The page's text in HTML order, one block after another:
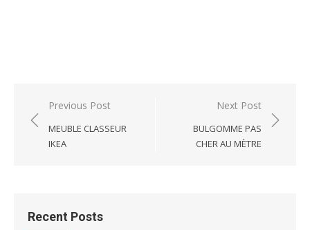
Post
navigation
Previous Post
MEUBLE CLASSEUR
IKEA
Next Post
BULGOMME PAS
CHER AU MÈTRE
Recent Posts